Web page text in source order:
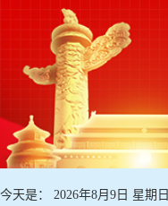
今天是： 2026年8月9日 星期日